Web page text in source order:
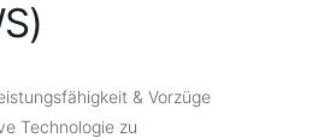
& Vorzüge
Technologie zu